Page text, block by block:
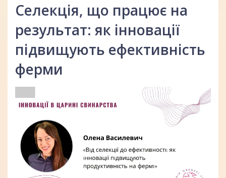
Селекція, що працює на
результат: як інновації
підвищують ефективність
ферми